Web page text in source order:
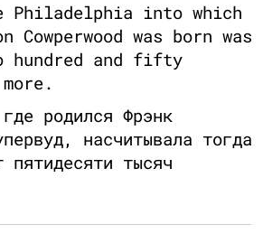
Philadelphia into which
Cowperwood was born was
and fifty
родился Фрэнк
насчитывала тогда
пятидесяти тысяч